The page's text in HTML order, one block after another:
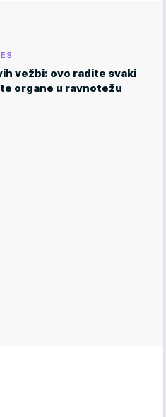
vežbi: ovo radite svaki
organe u ravnotežu